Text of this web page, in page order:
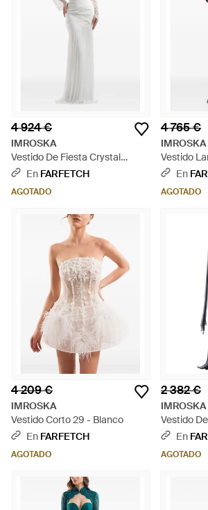
4 924 €
IMROSKA
Vestido De Fiesta Crystal
Forest Plisado Con Corpiño
En FARFETCH
AGOTADO
4 765 €
IMROSKA
Vestido
Encaje -
En
AGOTADO
4 209 €
IMROSKA
Vestido Corto 29 - Blanco
En FARFETCH
AGOTADO
2 382 €
IMROSKA
Vestido
Drapeado
En
AGOTADO